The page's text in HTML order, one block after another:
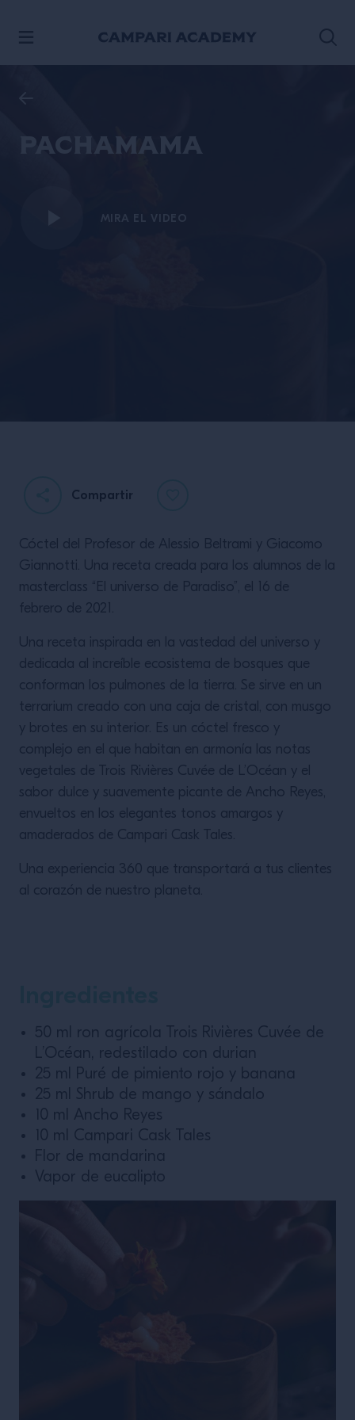
El ritual del aperitivo
LEER MÁS
Pachamama
MIRA EL VIDEO
Compartir
Cóctel del Profesor de Alessio Beltrami y Giacomo
Giannotti. Una receta creada para los alumnos de la
masterclass “El universo de Paradiso”, el 16 de
febrero de 2021.
Una receta inspirada en la vastedad del universo y
dedicada al increíble ecosistema de bosques que
conforman los pulmones de la tierra. Se sirve en un
terrarium creado con una caja de cristal, con musgo
y brotes en su interior. Es un cóctel fresco y
complejo en el que habitan en armonía las notas
vegetales de Trois Rivières Cuvée de L’Océan y el
sabor dulce y suavemente picante de Ancho Reyes,
envueltos en los elegantes tonos amargos y
amaderados de Campari Cask Tales.
Una experiencia 360 que transportará a tus clientes
al corazón de nuestro planeta.
50 ml ron agrícola Trois Rivières Cuvée de
L’Océan, redestilado con durian
25 ml Puré de pimiento rojo y banana
25 ml Shrub de mango y sándalo
10 ml Ancho Reyes
10 ml Campari Cask Tales
Flor de mandarina
Vapor de eucalipto